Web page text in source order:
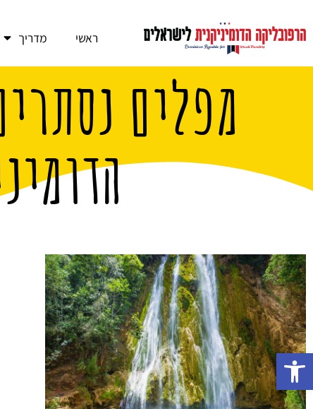
ראשי מדריך
מפלים
פתח סרגל נגישות